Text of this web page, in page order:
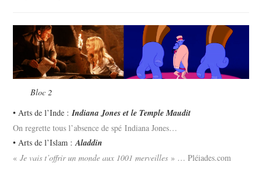
Bloc 2
• Arts de l’Inde :Indiana Jones et le Temple Maudit
On regrette tous l’absence de spé Indiana Jones…
• Arts de l’Islam :Aladdin
«Je vais t’offrir un monde aux 1001 merveilles » …Pléiades.com